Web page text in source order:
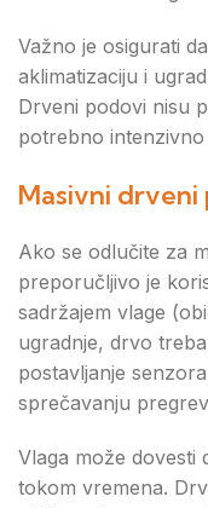
Važno je osigurati
aklimatizaciju i
Drveni podovi nisu
potrebno
Masivni drveni
Ako se odlučite za
preporučljivo je
sadržajem vlage
ugradnje, drvo
postavljanje
sprečavanju
Vlaga može dovesti
tokom vremena.